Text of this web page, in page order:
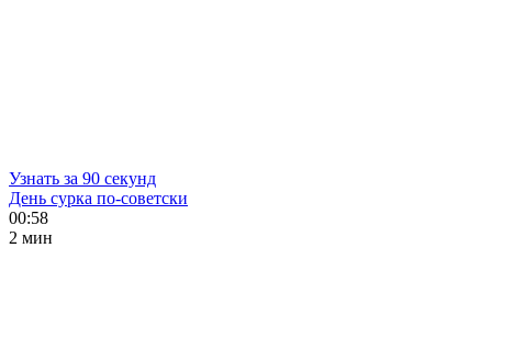
Узнать за 90 секунд
День сурка по-советски
00:58
2 мин